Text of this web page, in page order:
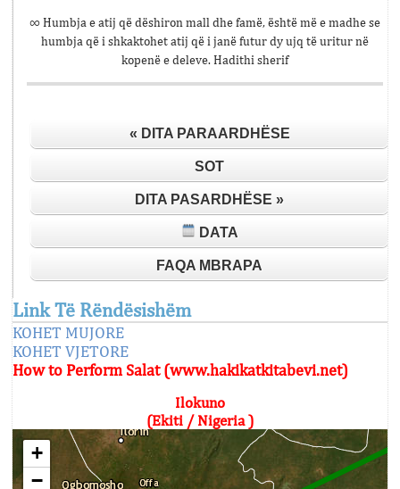
∞ Humbja e atij që dëshiron mall dhe famë, është më e madhe se
humbja që i shkaktohet atij që i janë futur dy ujq të uritur në
kopenë e deleve. Hadithi sherif
« DITA PARAARDHËSE
SOT
DITA PASARDHËSE »
DATA
FAQA MBRAPA
Link Të Rëndësishëm
KOHET MUJORE
KOHET VJETORE
How to Perform Salat (www.hakikatkitabevi.net)
Ilokuno
(Ekiti / Nigeria )
+
−